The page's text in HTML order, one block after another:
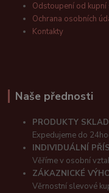
Odstoupení od
Ochrana osobních
Kontakty
Naše přednosti
PRODUKTY
Expedujeme do
INDIVIDUÁLNÍ
Věříme v osobní
ZÁKAZNICKÉ
Věrnostní slevové